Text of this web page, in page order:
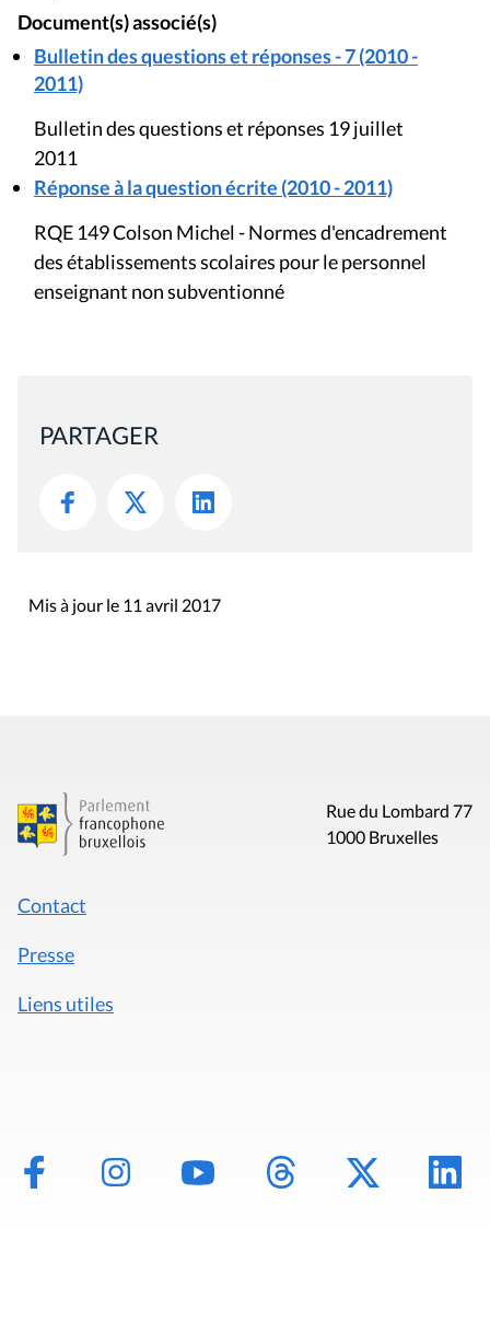
Document(s) associé(s)
Bulletin des questions et réponses - 7 (2010 -
2011)
Bulletin des questions et réponses 19 juillet
2011
Réponse à la question écrite (2010 - 2011)
RQE 149 Colson Michel - Normes d'encadrement
des établissements scolaires pour le personnel
enseignant non subventionné
PARTAGER
Mis à jour le 11 avril 2017
Rue du Lombard 77
1000 Bruxelles
Contact
Presse
Liens utiles